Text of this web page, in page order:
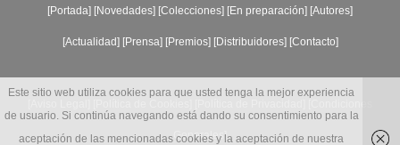
[Portada] [Novedades] [Colecciones] [En preparación] [Autores]
[Actualidad] [Prensa] [Premios] [Distribuidores] [Contacto]
Generales ]
Este sitio web utiliza cookies para que usted tenga la mejor experiencia
de usuario. Si continúa navegando está dando su consentimiento para la
aceptación de las mencionadas cookies y la aceptación de nuestra